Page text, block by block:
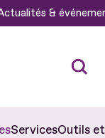
&
ServicesOutils